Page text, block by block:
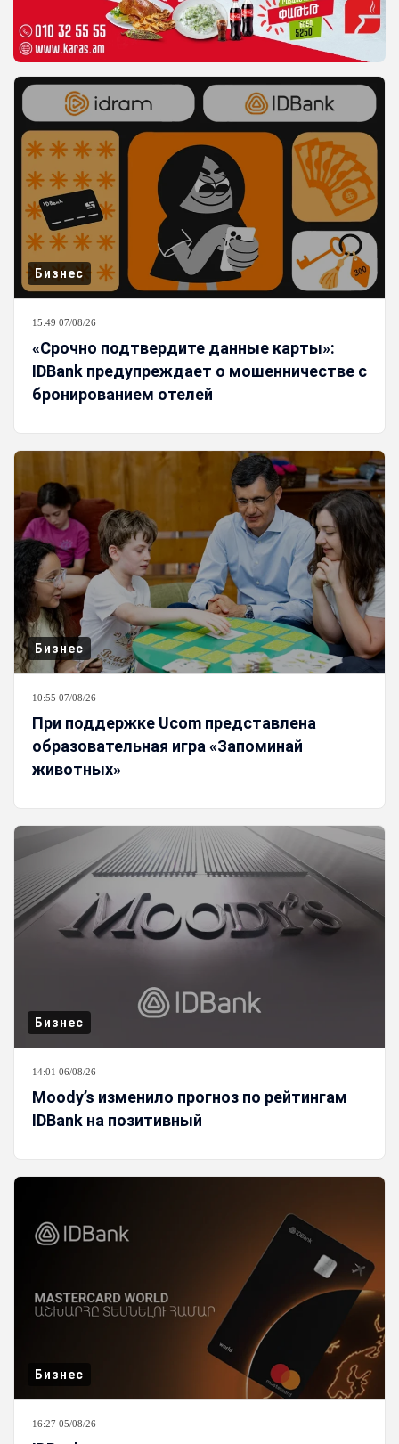
Бизнес
15:49 07/08/26
«Срочно подтвердите данные карты»:
IDBank предупреждает о мошенничестве с
бронированием отелей
Бизнес
10:55 07/08/26
При поддержке Ucom представлена
образовательная игра «Запоминай
животных»
Бизнес
14:01 06/08/26
Moody’s изменило прогноз по рейтингам
IDBank на позитивный
Бизнес
16:27 05/08/26